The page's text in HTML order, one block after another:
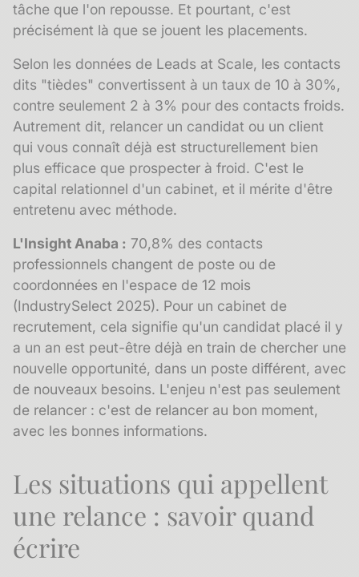
tâche que l'on repousse. Et pourtant, c'est
précisément là que se jouent les placements.
Selon les données de Leads at Scale, les contacts
dits "tièdes" convertissent à un taux de 10 à 30%,
contre seulement 2 à 3% pour des contacts froids.
Autrement dit, relancer un candidat ou un client
qui vous connaît déjà est structurellement bien
plus efficace que prospecter à froid. C'est le
capital relationnel d'un cabinet, et il mérite d'être
entretenu avec méthode.
L'Insight Anaba : 70,8% des contacts
professionnels changent de poste ou de
coordonnées en l'espace de 12 mois
(IndustrySelect 2025). Pour un cabinet de
recrutement, cela signifie qu'un candidat placé il y
a un an est peut-être déjà en train de chercher une
nouvelle opportunité, dans un poste différent, avec
de nouveaux besoins. L'enjeu n'est pas seulement
de relancer : c'est de relancer au bon moment,
avec les bonnes informations.
Les situations qui appellent
une relance : savoir quand
écrire